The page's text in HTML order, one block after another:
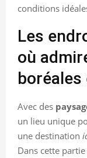
conditions
Les
où
boréales
Avec des
un lieu unique
une destination
Dans cette